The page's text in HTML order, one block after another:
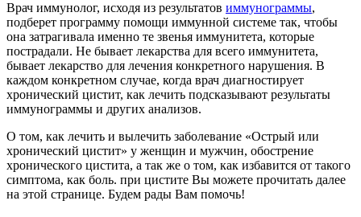
Врач иммунолог, исходя из результатов иммунограммы,
подберет программу помощи иммунной системе так, чтобы
она затрагивала именно те звенья иммунитета, которые
пострадали. Не бывает лекарства для всего иммунитета,
бывает лекарство для лечения конкретного нарушения. В
каждом конкретном случае, когда врач диагностирует
хронический цистит, как лечить подсказывают результаты
иммунограммы и других анализов.
О том, как лечить и вылечить заболевание «Острый или
хронический цистит» у женщин и мужчин, обострение
хронического цистита, а так же о том, как избавится от такого
симптома, как боль. при цистите Вы можете прочитать далее
на этой странице. Будем рады Вам помочь!